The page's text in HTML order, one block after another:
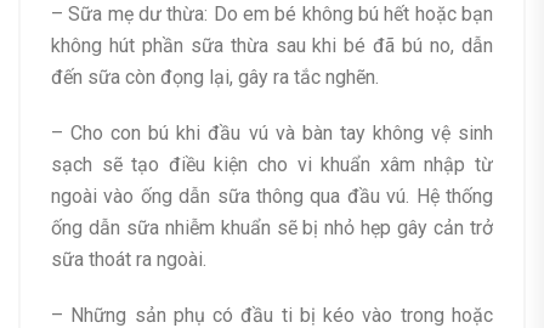
– Sữa mẹ dư thừa: Do em bé không bú hết hoặc bạn
không hút phần sữa thừa sau khi bé đã bú no, dẫn
đến sữa còn đọng lại, gây ra tắc nghẽn.
– Cho con bú khi đầu vú và bàn tay không vệ sinh
sạch sẽ tạo điều kiện cho vi khuẩn xâm nhập từ
ngoài vào ống dẫn sữa thông qua đầu vú. Hệ thống
ống dẫn sữa nhiễm khuẩn sẽ bị nhỏ hẹp gây cản trở
sữa thoát ra ngoài.
– Những sản phụ có đầu ti bị kéo vào trong hoặc